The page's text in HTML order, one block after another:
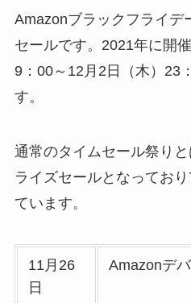
Amazonブラックフライデ
セールです。2021年に開
9：00～12月2日（木）23
す。
通常のタイムセール祭り
ライズセールとなってお
ています。
11月26
日
Amazonデ